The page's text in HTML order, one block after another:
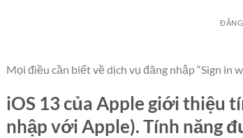
Mọi điều cần biết về dịch vụ đăng nhập “Sign in
iOS 13 của Apple giới thiệu
nhập với Apple). Tính năng